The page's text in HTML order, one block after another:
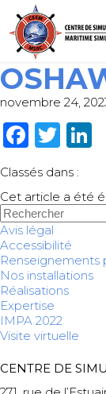
novembre 24,
Classés dans :
Cet article a été
Avis légal
Accessibilité
Renseignements
Nos installations
Réalisations
Expertise
IMPA 2022
Visite virtuelle
CENTRE DE